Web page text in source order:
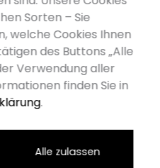
Sorten – Sie
welche Cookies Ihnen
des Buttons „Alle
Verwendung aller
finden Sie in
.
Alle zulassen
bekommt
wächst die
diesem Monat dürfen
freuen.